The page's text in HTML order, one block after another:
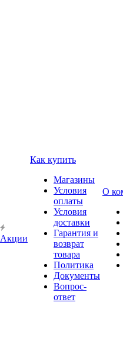
Акции
Как купить
Магазины
Условия
оплаты
Условия
доставки
Гарантия и
возврат
товара
Политика
Документы
Вопрос-
ответ
О